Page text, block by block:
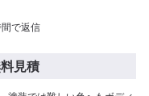
で返信
見積